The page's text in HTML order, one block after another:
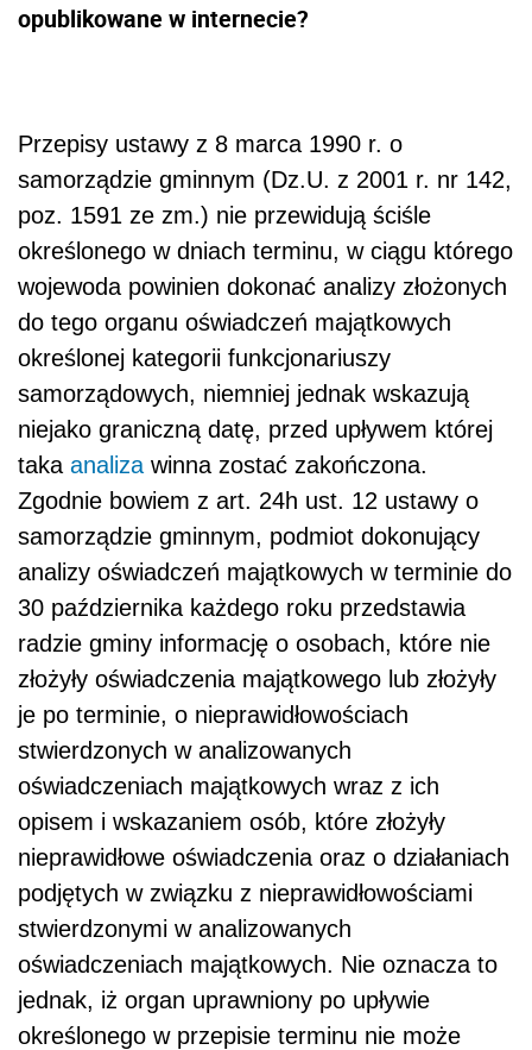
opublikowane w internecie?
Przepisy ustawy z 8 marca 1990 r. o
samorządzie gminnym (Dz.U. z 2001 r. nr 142,
poz. 1591 ze zm.) nie przewidują ściśle
określonego w dniach terminu, w ciągu którego
wojewoda powinien dokonać analizy złożonych
do tego organu oświadczeń majątkowych
określonej kategorii funkcjonariuszy
samorządowych, niemniej jednak wskazują
niejako graniczną datę, przed upływem której
taka analiza winna zostać zakończona.
Zgodnie bowiem z art. 24h ust. 12 ustawy o
samorządzie gminnym, podmiot dokonujący
analizy oświadczeń majątkowych w terminie do
30 października każdego roku przedstawia
radzie gminy informację o osobach, które nie
złożyły oświadczenia majątkowego lub złożyły
je po terminie, o nieprawidłowościach
stwierdzonych w analizowanych
oświadczeniach majątkowych wraz z ich
opisem i wskazaniem osób, które złożyły
nieprawidłowe oświadczenia oraz o działaniach
podjętych w związku z nieprawidłowościami
stwierdzonymi w analizowanych
oświadczeniach majątkowych. Nie oznacza to
jednak, iż organ uprawniony po upływie
określonego w przepisie terminu nie może